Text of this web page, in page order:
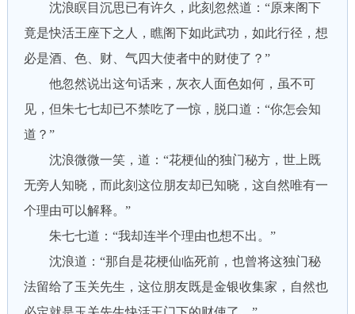
沈浪瞑目沉思已有许久，此刻忽然道：“原来阁下
竟是快活王座下之人，瞧阁下如此武功，如此行径，想
必是酒、色、财、气四大使者中的财使了？”
他忽然说出这句话来，灰衣人面色如何，虽不可
见，但朱七七却已不禁吃了一惊，脱口道：“你怎会知
道？”
沈浪微微一笑，道：“花梗仙的独门秘方，世上既
无旁人知晓，而此刻这位朋友却已知晓，这自然唯有一
个理由可以解释。”
朱七七道：“我却连半个理由也想不出。”
沈浪道：“那自是花梗仙临死前，也曾将这独门秘
法留给了玉关先生，这位朋友既是金银收集家，自然也